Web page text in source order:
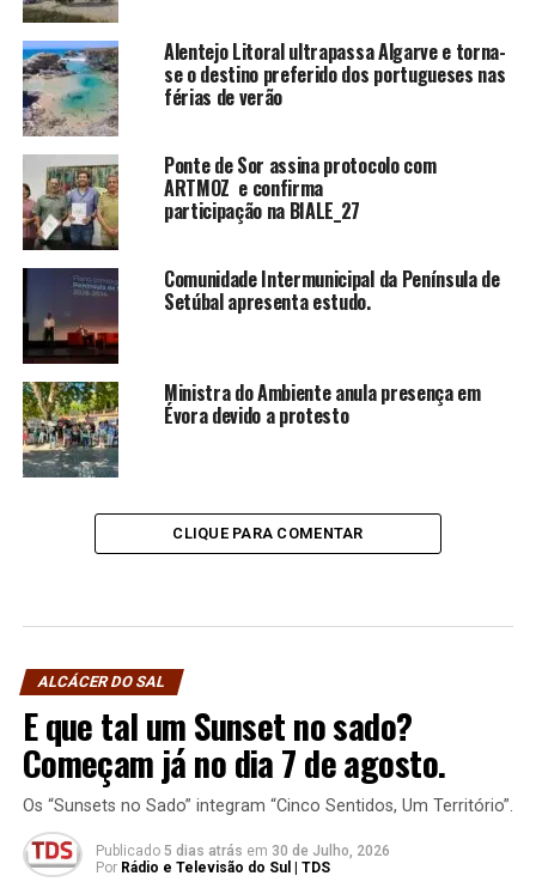
Alentejo Litoral ultrapassa Algarve e torna-
se o destino preferido dos portugueses nas
férias de verão
Ponte de Sor assina protocolo com
ARTMOZ e confirma
participação na BIALE_27
Comunidade Intermunicipal da Península de
Setúbal apresenta estudo.
Ministra do Ambiente anula presença em
Évora devido a protesto
CLIQUE PARA COMENTAR
ALCÁCER DO SAL
E que tal um Sunset no sado?
Começam já no dia 7 de agosto.
Os “Sunsets no Sado” integram “Cinco Sentidos, Um Território”.
Publicado 5 dias atrás em 30 de Julho, 2026
Por Rádio e Televisão do Sul | TDS